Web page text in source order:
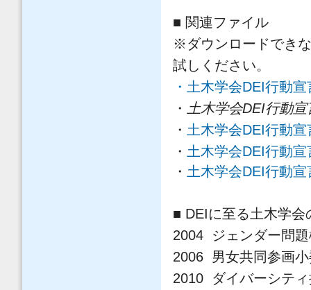
■ 関連ファイル
※ダウンロードでき
試しください。
・ 土木学会DEI行動宣
・ 土木学会DEI行動宣
・ 土木学会DEI行動
・ 土木学会DEI行動
・ 土木学会DEI行動
■ DEIに至る土木学会
2004 ジェンダー問
2006 男女共同参画
2010 ダイバーシテ